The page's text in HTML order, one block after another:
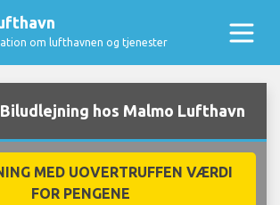
om lufthavnen og tjenester
hos Malmo Lufthavn
MED UOVERTRUFFEN VÆRDI
FOR PENGENE